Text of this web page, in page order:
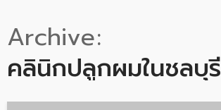
Archive
คลินิกปลูกผมในชลบุรี